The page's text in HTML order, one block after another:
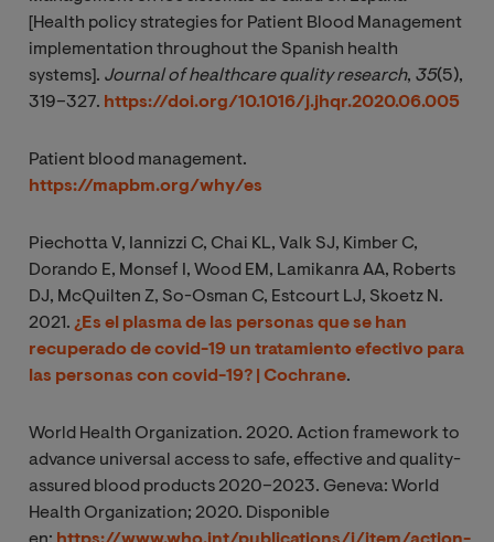
[Health policy strategies for Patient Blood Management
implementation throughout the Spanish health
systems]. Journal of healthcare quality research, 35(5),
319–327. https://doi.org/10.1016/j.jhqr.2020.06.005
Patient blood management.
https://mapbm.org/why/es
Piechotta V, Iannizzi C, Chai KL, Valk SJ, Kimber C,
Dorando E, Monsef I, Wood EM, Lamikanra AA, Roberts
DJ, McQuilten Z, So-Osman C, Estcourt LJ, Skoetz N.
2021. ¿Es el plasma de las personas que se han
recuperado de covid-19 un tratamiento efectivo para
las personas con covid-19? | Cochrane.
World Health Organization. 2020. Action framework to
advance universal access to safe, effective and quality-
assured blood products 2020–2023. Geneva: World
Health Organization; 2020. Disponible